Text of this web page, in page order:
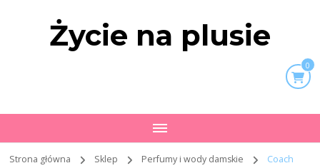
Życie na plusie
0
Strona główna Sklep Perfumy i wody damskie
Coach